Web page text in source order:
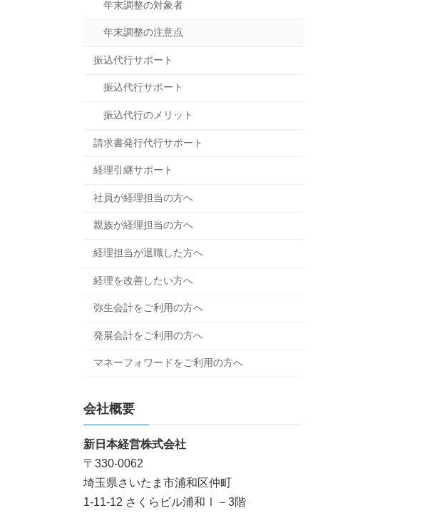
年末調整の対象者
年末調整の注意点
振込代行サポート
振込代行サポート
振込代行のメリット
請求書発行代行サポート
経理引継サポート
社員が経理担当の方へ
親族が経理担当の方へ
経理担当が退職した方へ
経理を改善したい方へ
弥生会計をご利用の方へ
発展会計をご利用の方へ
マネーフォワードをご利用の方へ
会社概要
新日本経営株式会社
〒330-0062
埼玉県さいたま市浦和区仲町
1-11-12 さくらビル浦和Ⅰ－3階